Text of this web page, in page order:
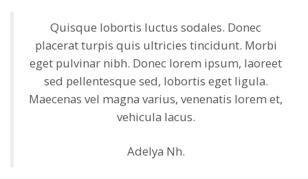
Quisque lobortis luctus sodales. Donec
placerat turpis quis ultricies tincidunt. Morbi
eget pulvinar nibh. Donec lorem ipsum, laoreet
sed pellentesque sed, lobortis eget ligula.
Maecenas vel magna varius, venenatis lorem et,
vehicula lacus.
Adelya Nh.